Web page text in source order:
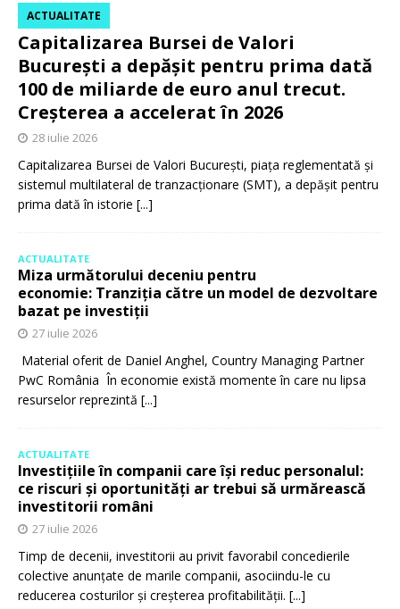
Capitalizarea Bursei de Valori
București a depășit pentru prima dată
100 de miliarde de euro anul trecut.
Creșterea a accelerat în 2026
ACTUALITATE
28 iulie 2026
Capitalizarea Bursei de Valori București, piața reglementată și
sistemul multilateral de tranzacționare (SMT), a depășit pentru
prima dată în istorie [...]
ACTUALITATE
Miza următorului deceniu pentru
economie: Tranziția către un model de dezvoltare
bazat pe investiții
27 iulie 2026
Material oferit de Daniel Anghel, Country Managing Partner
PwC România În economie există momente în care nu lipsa
resurselor reprezintă [...]
ACTUALITATE
Investițiile în companii care își reduc personalul:
ce riscuri și oportunități ar trebui să urmărească
investitorii români
27 iulie 2026
Timp de decenii, investitorii au privit favorabil concedierile
colective anunțate de marile companii, asociindu-le cu
reducerea costurilor și creșterea profitabilității. [...]